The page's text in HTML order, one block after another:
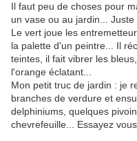
Il faut peu de choses pour
un vase ou au jardin... Juste
Le vert joue les
la palette d'un peintre... Il
teintes, il fait vibrer les
l'orange éclatant...
Mon petit truc de jardin : je
branches de verdure et
delphiniums, quelques
chevrefeuille... Essayez